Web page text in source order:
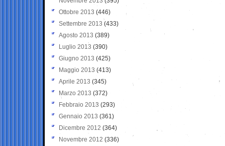
Ottobre 2013 (446)
Settembre 2013 (433)
Agosto 2013 (389)
Luglio 2013 (390)
Giugno 2013 (425)
Maggio 2013 (413)
Aprile 2013 (345)
Marzo 2013 (372)
Febbraio 2013 (293)
Gennaio 2013 (361)
Dicembre 2012 (364)
Novembre 2012 (336)